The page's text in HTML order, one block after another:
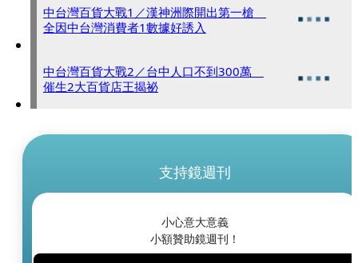
中台灣百貨大戰1／漢神洲際開出第一槍
全因中台灣消費者1數據好誘入
中台灣百貨大戰2／台中人口不到300萬
催生2大百貨店王揭祕
支持鏡週刊
小心意大意義
小額贊助鏡週刊！